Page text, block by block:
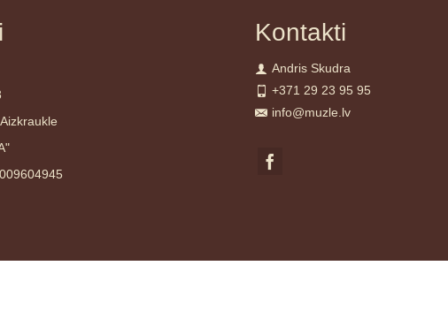
Kontakti
Andris Skudra
+371 29 23 95 95
info@muzle.lv